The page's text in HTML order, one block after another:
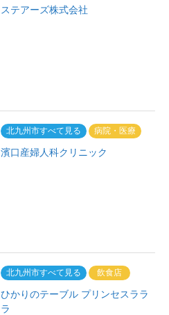
ステアーズ株式会社
北九州市すべて見る 病院・医療
濱口産婦人科クリニック
北九州市すべて見る 飲食店
ひかりのテーブル プリンセスララ
ラ